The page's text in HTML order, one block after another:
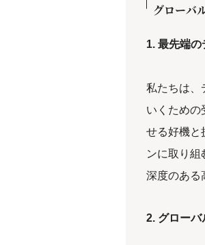
グローバ
1. 最先端の
私たちは、
いくための
せる好機と
ンに取り組
深度のある
2. グローバ